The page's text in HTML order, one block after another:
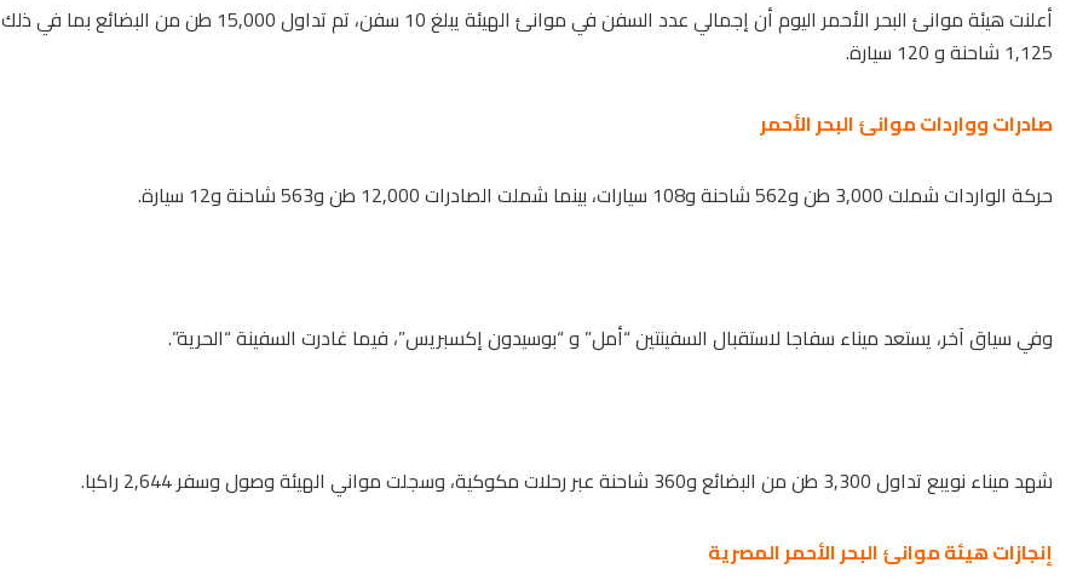
أعلنت هيئة موانئ البحر الأحمر اليوم أن إجمالي عدد السفن في موانئ الهيئة يبلغ 10 سفن، تم تداول 15,000 طن من البضائع بما في ذلك
1,125 شاحنة و 120 سيارة.
صادرات وواردات موانئ البحر الأحمر
حركة الواردات شملت 3,000 طن و562 شاحنة و108 سيارات، بينما شملت الصادرات 12,000 طن و563 شاحنة و12 سيارة.
وفي سياق آخر، يستعد ميناء سفاجا لاستقبال السفينتين “أمل” و “بوسيدون إكسبريس”، فيما غادرت السفينة “الحرية”.
شهد ميناء نويبع تداول 3,300 طن من البضائع و360 شاحنة عبر رحلات مكوكية، وسجلت مواني الهيئة وصول وسفر 2,644 راكبا.
إنجازات هيئة موانئ البحر الأحمر المصرية